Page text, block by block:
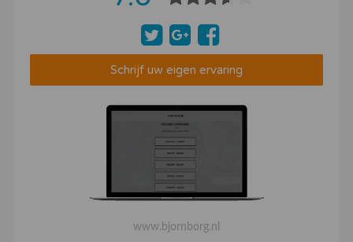
Schrijf uw eigen ervaring
www.bjornborg.nl